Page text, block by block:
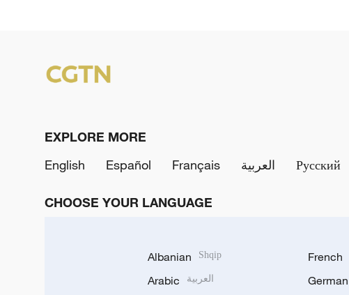
EXPLORE MORE
English
Español Français العربية Русский
CHOOSE YOUR LANGUAGE
Albanian Shqip
Arabic العربية
French
German